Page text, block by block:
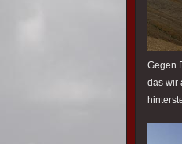
Gegen
das wir